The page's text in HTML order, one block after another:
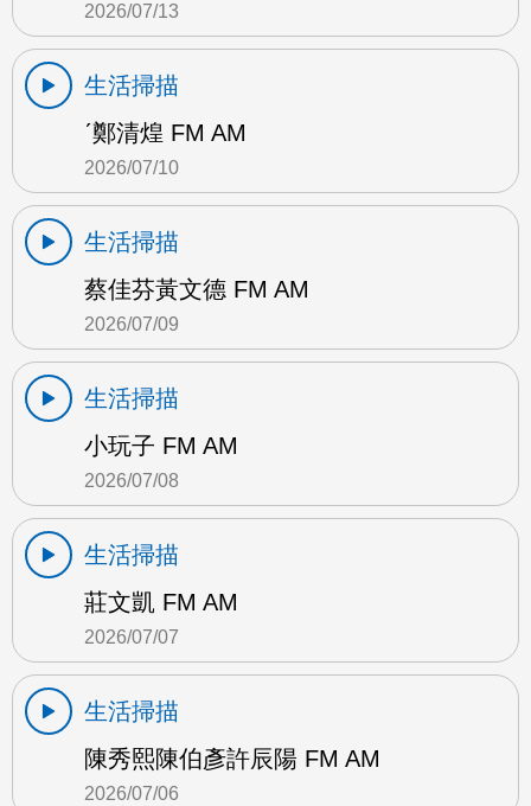
2026/07/13
生活掃描
ˊ鄭清煌 FM AM
2026/07/10
生活掃描
蔡佳芬黃文德 FM AM
2026/07/09
生活掃描
小玩子 FM AM
2026/07/08
生活掃描
莊文凱 FM AM
2026/07/07
生活掃描
陳秀熙陳伯彥許辰陽 FM AM
2026/07/06